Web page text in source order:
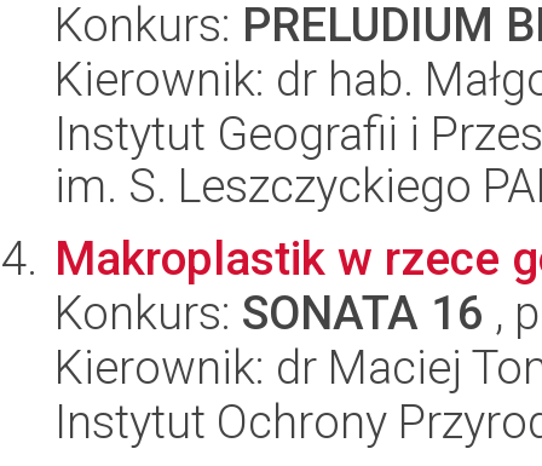
Konkurs: PRELUDIUM
Kierownik: dr hab.
Instytut Geografii i
im. S. Leszczyckiego
Makroplastik w rzece
Konkurs: SONATA 16 ,
Kierownik: dr Maciej
Instytut Ochrony